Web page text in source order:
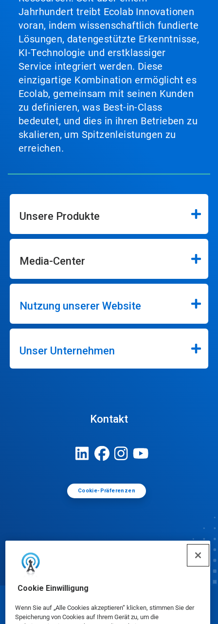
Cookie Einwilligung
Wenn Sie auf „Alle Cookies akzeptieren“ klicken, stimmen Sie der
Speicherung von Cookies auf Ihrem Gerät zu, um die
Jahrhundert treibt Ecolab Innovationen
voran, indem wissenschaftlich fundierte
Lösungen, datengestützte Erkenntnisse,
KI-Technologie und erstklassiger
Service integriert werden. Diese
einzigartige Kombination ermöglicht es
Ecolab, gemeinsam mit seinen Kunden
zu definieren, was Best-in-Class
bedeutet, und dies in ihren Betrieben zu
skalieren, um Spitzenleistungen zu
erreichen.
Unsere Produkte
Media-Center
Nutzung unserer Website
Unser Unternehmen
Kontakt
Cookie-Präferenzen
© Ecolab Inc. 2025